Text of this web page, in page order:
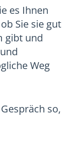
es Ihnen
Sie sie gut
gibt und
Weg
so,